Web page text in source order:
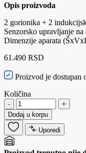
Opis proizvoda
2 gorionika + 2
Senzorsko upravljanje na
Dimenzije aparata
61.490 RSD
Proizvod je dostupan
Količina
-
+
Dodaj u korpu
Uporedi